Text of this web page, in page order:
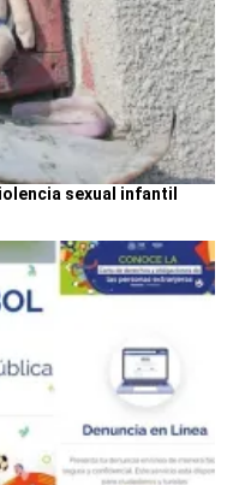
sexual infantil